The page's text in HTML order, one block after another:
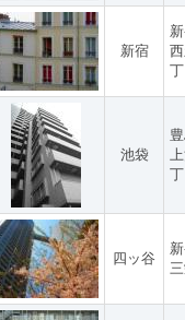
新宿
池袋
四ッ谷